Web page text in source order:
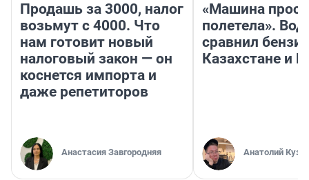
Продашь за 3000, налог
возьмут с 4000. Что
нам готовит новый
налоговый закон — он
коснется импорта и
даже репетиторов
Анастасия Завгородняя
«Машина
полетела».
сравнил
Казахстане и
Анатолий